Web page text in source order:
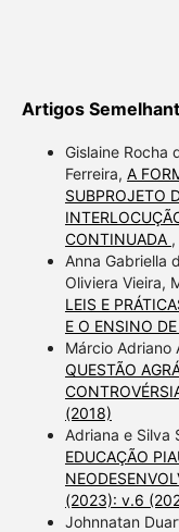
Artigos
Gislaine Rocha
Ferreira, A
SUBPROJETO
CONTINUADA ,
Anna Gabriella
Oliviera Vieira,
LEIS E
E O ENSINO
Márcio Adriano
QUESTÃO
(2018)
Adriana e Silva
EDUCAÇÃO
(2023): v.6
Johnnatan